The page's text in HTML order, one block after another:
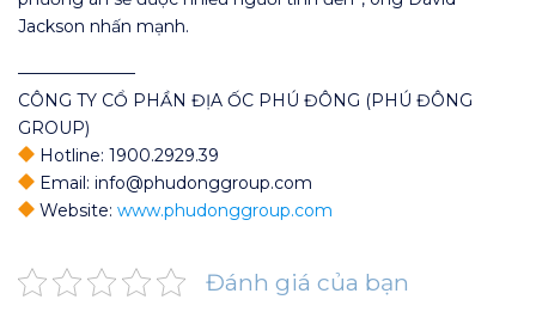
Jackson nhấn mạnh.
———————
CÔNG TY CỔ PHẦN ĐỊA ỐC PHÚ ĐÔNG (PHÚ ĐÔNG
GROUP)
Hotline: 1900.2929.39
Email: info@phudonggroup.com
Website: www.phudonggroup.com
Đánh giá của bạn